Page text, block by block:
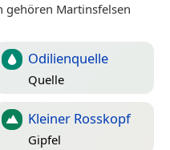
gehören Martinsfelsen
Odilienquelle
Quelle
Kleiner Rosskopf
Gipfel